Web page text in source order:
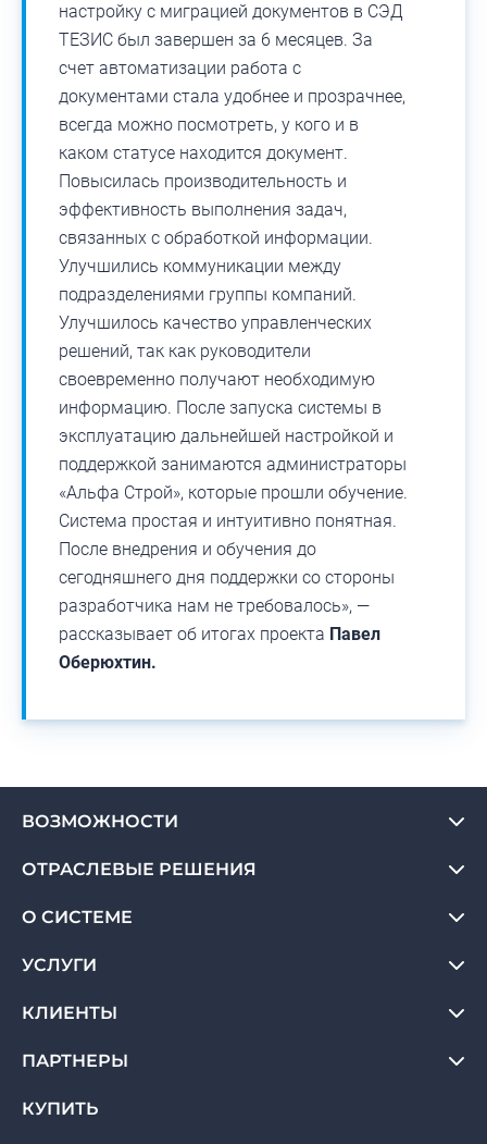
настройку с миграцией документов в СЭД
ТЕЗИС был завершен за 6 месяцев. За
счет автоматизации работа с
документами стала удобнее и прозрачнее,
всегда можно посмотреть, у кого и в
каком статусе находится документ.
Повысилась производительность и
эффективность выполнения задач,
связанных с обработкой информации.
Улучшились коммуникации между
подразделениями группы компаний.
Улучшилось качество управленческих
решений, так как руководители
своевременно получают необходимую
информацию. После запуска системы в
эксплуатацию дальнейшей настройкой и
поддержкой занимаются администраторы
«Альфа Строй», которые прошли обучение.
Система простая и интуитивно понятная.
После внедрения и обучения до
сегодняшнего дня поддержки со стороны
разработчика нам не требовалось», —
рассказывает об итогах проекта Павел
Оберюхтин.
ВОЗМОЖНОСТИ
ОТРАСЛЕВЫЕ РЕШЕНИЯ
О СИСТЕМЕ
УСЛУГИ
КЛИЕНТЫ
ПАРТНЕРЫ
КУПИТЬ